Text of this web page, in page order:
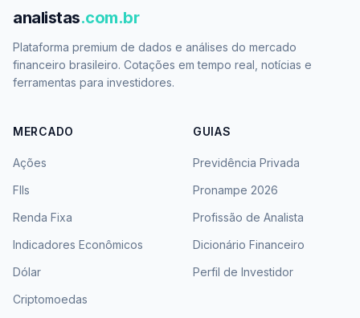
analistas.com.br
Plataforma premium de dados e análises do mercado
financeiro brasileiro. Cotações em tempo real, notícias e
ferramentas para investidores.
MERCADO
Ações
FIIs
Renda Fixa
Indicadores Econômicos
Dólar
Criptomoedas
GUIAS
Previdência Privada
Pronampe 2026
Profissão de Analista
Dicionário Financeiro
Perfil de Investidor